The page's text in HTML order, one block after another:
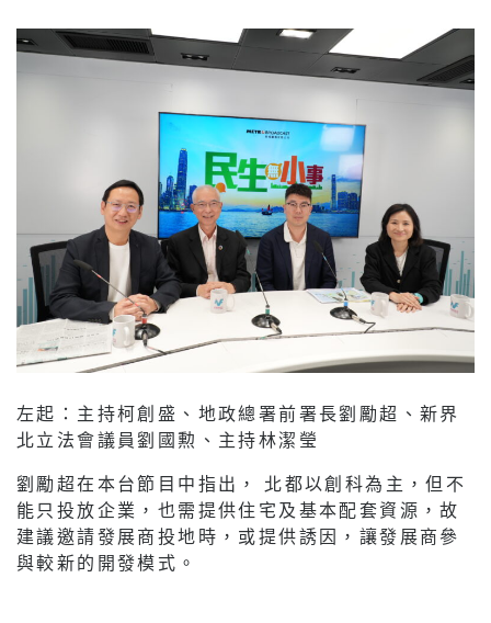
左起：主持柯創盛、地政總署前署長劉勵超、新界
北立法會議員劉國勲、主持林潔瑩
劉勵超在本台節目中指出， 北都以創科為主，但不
能只投放企業，也需提供住宅及基本配套資源，故
建議邀請發展商投地時，或提供誘因，讓發展商參
與較新的開發模式。